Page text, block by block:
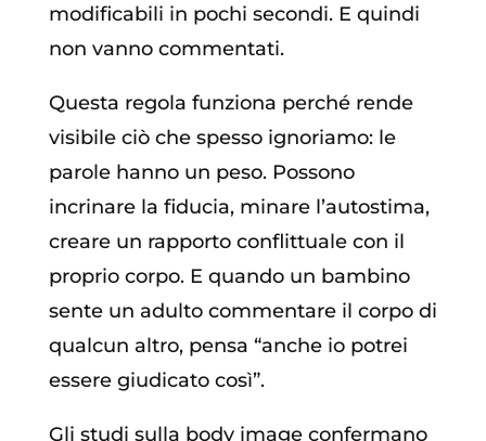
modificabili in pochi secondi. E quindi
non vanno commentati.
Questa regola funziona perché rende
visibile ciò che spesso ignoriamo: le
parole hanno un peso. Possono
incrinare la fiducia, minare l’autostima,
creare un rapporto conflittuale con il
proprio corpo. E quando un bambino
sente un adulto commentare il corpo di
qualcun altro, pensa “anche io potrei
essere giudicato così”.
Gli studi sulla body image confermano